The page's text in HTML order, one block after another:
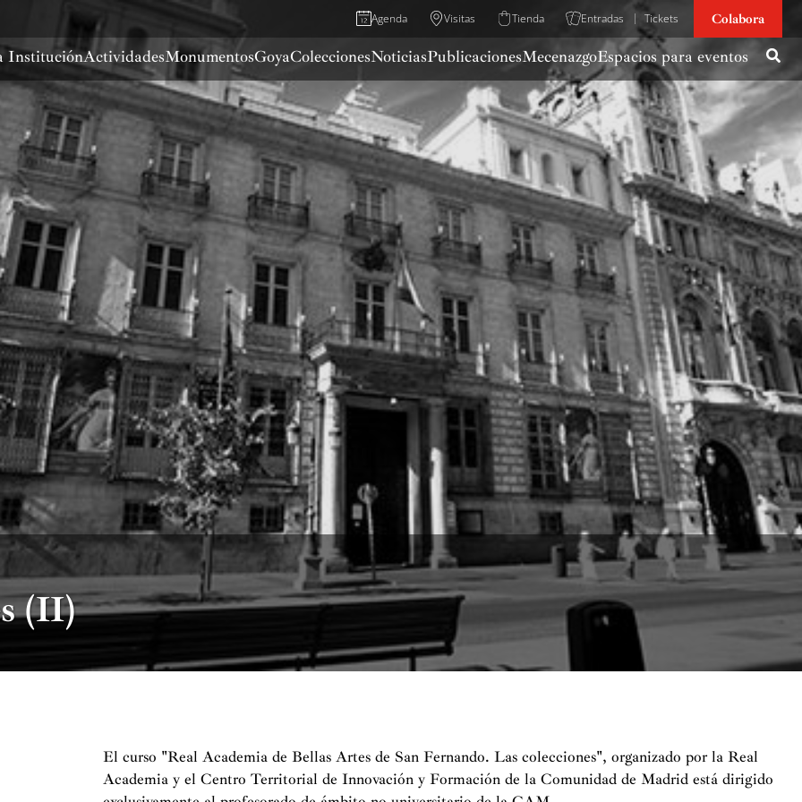
Agenda Visitas Tienda Entradas Tickets Colabora
InstituciónActividadesMonumentosGoyaColeccionesNoticiasPublicacionesMecenazgoEspacios para eventos
(II)
El curso "Real Academia de Bellas Artes de San Fernando. Las colecciones", organizado por la Real
Academia y el Centro Territorial de Innovación y Formación de la Comunidad de Madrid está dirigido